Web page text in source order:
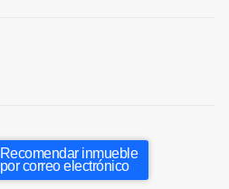
Recomendar inmueble
por correo electrónico